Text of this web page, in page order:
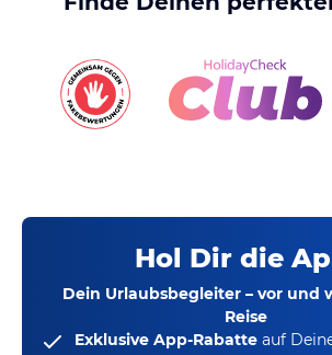
Hol Dir die
Dein Urlaubsbegleiter – vor und
Reise
Exklusive App-Rabatte auf